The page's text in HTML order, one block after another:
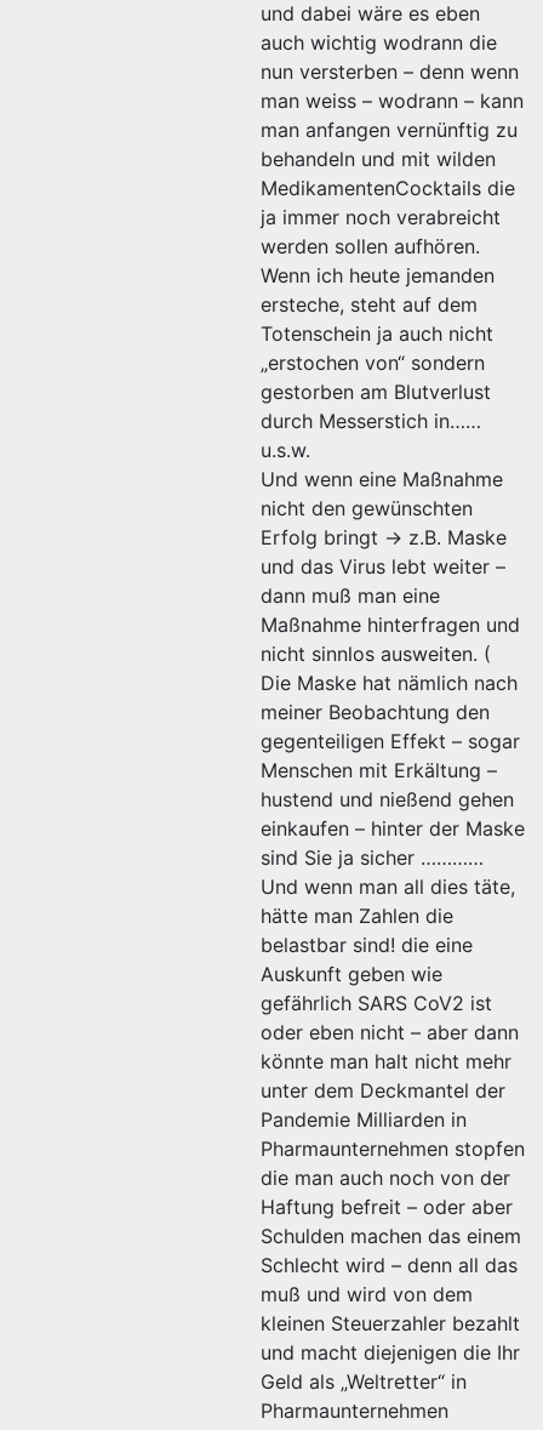
und dabei wäre es eben
auch wichtig wodrann die
nun versterben – denn wenn
man weiss – wodrann – kann
man anfangen vernünftig zu
behandeln und mit wilden
MedikamentenCocktails die
ja immer noch verabreicht
werden sollen aufhören.
Wenn ich heute jemanden
ersteche, steht auf dem
Totenschein ja auch nicht
„erstochen von“ sondern
gestorben am Blutverlust
durch Messerstich in……
u.s.w.
Und wenn eine Maßnahme
nicht den gewünschten
Erfolg bringt -> z.B. Maske
und das Virus lebt weiter –
dann muß man eine
Maßnahme hinterfragen und
nicht sinnlos ausweiten. (
Die Maske hat nämlich nach
meiner Beobachtung den
gegenteiligen Effekt – sogar
Menschen mit Erkältung –
hustend und nießend gehen
einkaufen – hinter der Maske
sind Sie ja sicher …………
Und wenn man all dies täte,
hätte man Zahlen die
belastbar sind! die eine
Auskunft geben wie
gefährlich SARS CoV2 ist
oder eben nicht – aber dann
könnte man halt nicht mehr
unter dem Deckmantel der
Pandemie Milliarden in
Pharmaunternehmen stopfen
die man auch noch von der
Haftung befreit – oder aber
Schulden machen das einem
Schlecht wird – denn all das
muß und wird von dem
kleinen Steuerzahler bezahlt
und macht diejenigen die Ihr
Geld als „Weltretter“ in
Pharmaunternehmen